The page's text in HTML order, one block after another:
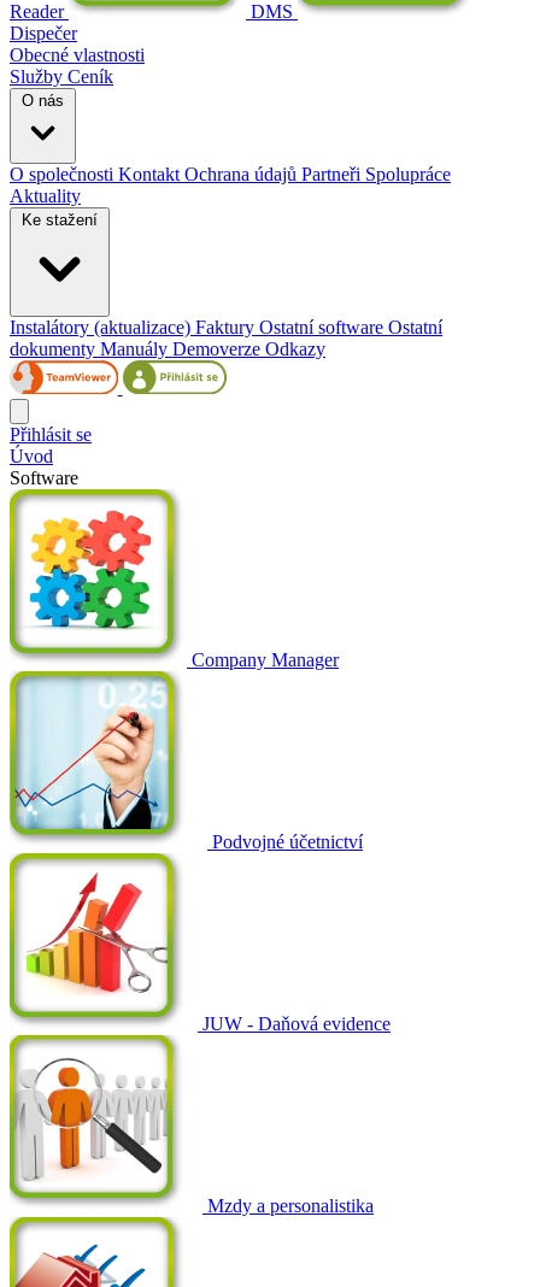
Reader
DMS
Dispečer
Obecné vlastnosti
Služby Ceník
O nás
O společnosti Kontakt Ochrana údajů Partneři Spolupráce
Aktuality
Ke stažení
Instalátory (aktualizace) Faktury Ostatní software Ostatní
dokumenty Manuály Demoverze Odkazy
Přihlásit se
Úvod
Software
Company Manager
Podvojné účetnictví
JUW - Daňová evidence
Mzdy a personalistika